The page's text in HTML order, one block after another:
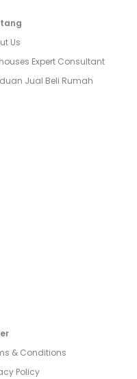
Us
Expert Consultant
Jual Beli Rumah
& Conditions
Policy